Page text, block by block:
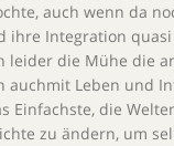
auch wenn da
ihre Integration
leider die Mühe die
auchmit Leben und
Einfachste, die
zu ändern, um